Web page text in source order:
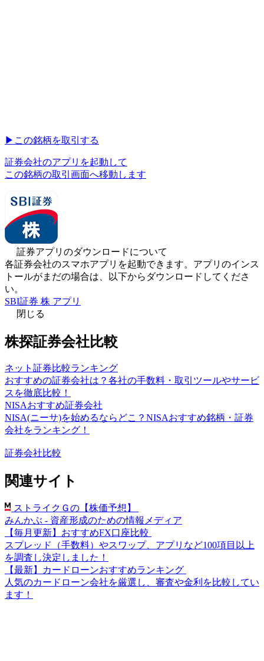
▶︎ この銘柄を取引する
証券会社のアプリを起動して
この銘柄の取引画面へ移動します
証券アプリのダウンロードについて
各証券会社のスマホアプリを起動できます。アプリのインス
トールがまだの場合は、以下からダウンロードしてくださ
い。
SBI証券 株 アプリ
閉じる
株探証券会社比較
ネット証券比較ランキング
おすすめの証券会社は？各社の手数料・取引ツールやサービ
スを徹底比較！
NISAおすすめ証券会社
NISA(ニーサ)を始めるならどこ？NISAおすすめ銘柄・証券
会社をランキング！
証券会社比較
関連サイト
ストライクＧの【株価予想】
みんかぶ - 資産形成のための情報メディア
【毎月更新】おすすめFX口座比較
スプレッド（手数料）やスワップ、アプリなど100項目以上
を調査し決定しました！
【最新】カードローンおすすめランキング
人気のカードローン会社を厳選し、審査や金利を比較してい
ます！